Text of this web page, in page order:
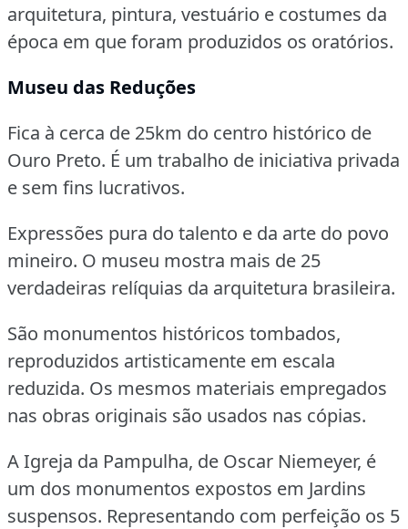
arquitetura, pintura, vestuário e costumes da
época em que foram produzidos os oratórios.
Museu das Reduções
Fica à cerca de 25km do centro histórico de
Ouro Preto. É um trabalho de iniciativa privada
e sem fins lucrativos.
Expressões pura do talento e da arte do povo
mineiro. O museu mostra mais de 25
verdadeiras relíquias da arquitetura brasileira.
São monumentos históricos tombados,
reproduzidos artisticamente em escala
reduzida. Os mesmos materiais empregados
nas obras originais são usados nas cópias.
A Igreja da Pampulha, de Oscar Niemeyer, é
um dos monumentos expostos em Jardins
suspensos. Representando com perfeição os 5